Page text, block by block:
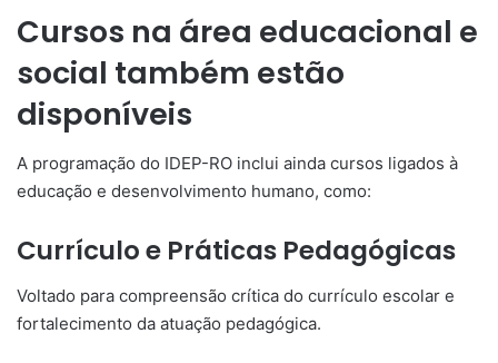
Cursos na área educacional e
social também estão
disponíveis
A programação do IDEP-RO inclui ainda cursos ligados à
educação e desenvolvimento humano, como:
Currículo e Práticas Pedagógicas
Voltado para compreensão crítica do currículo escolar e
fortalecimento da atuação pedagógica.